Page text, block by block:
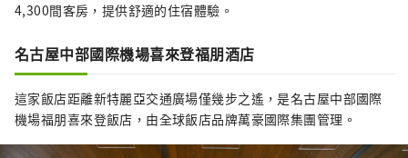
4,300間客房，提供舒適的住宿體驗。
名古屋中部國際機場喜來登福朋酒店
這家飯店距離新特麗亞交通廣場僅幾步之遙，是名古屋中部國際
機場福朋喜來登飯店，由全球飯店品牌萬豪國際集團管理。